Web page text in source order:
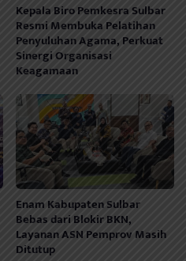
Kepala Biro Pemkesra Sulbar
Resmi Membuka Pelatihan
Penyuluhan Agama, Perkuat
Sinergi Organisasi
Keagamaan
Enam Kabupaten Sulbar
Bebas dari Blokir BKN,
Layanan ASN Pemprov Masih
Ditutup